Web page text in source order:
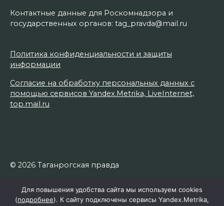
Контактные данные для Роскомнадзора и
государственных органов: tag_pravda@mail.ru
Политика конфиденциальности и защиты
информации
Согласие на обработку персональных данных с
помощью сервисов Yandex.Metrika, LiveInternet,
top.mail.ru
© 2026 Таганрогская правда
Для повышения удобства сайта мы используем cookies
(подробнее). К сайту подключены сервисы Yandex.Metrika,